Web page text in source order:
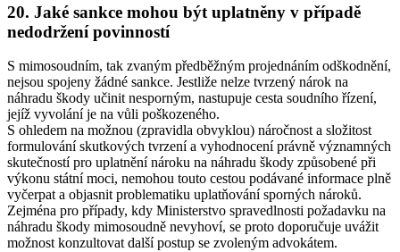
20. Jaké sankce mohou být uplatněny v případě
nedodržení povinností
S mimosoudním, tak zvaným předběžným projednáním odškodnění,
nejsou spojeny žádné sankce. Jestliže nelze tvrzený nárok na
náhradu škody učinit nesporným, nastupuje cesta soudního řízení,
jejíž vyvolání je na vůli poškozeného.
S ohledem na možnou (zpravidla obvyklou) náročnost a složitost
formulování skutkových tvrzení a vyhodnocení právně významných
skutečností pro uplatnění nároku na náhradu škody způsobené při
výkonu státní moci, nemohou touto cestou podávané informace plně
vyčerpat a objasnit problematiku uplatňování sporných nároků.
Zejména pro případy, kdy Ministerstvo spravedlnosti požadavku na
náhradu škody mimosoudně nevyhoví, se proto doporučuje uvážit
možnost konzultovat další postup se zvoleným advokátem.